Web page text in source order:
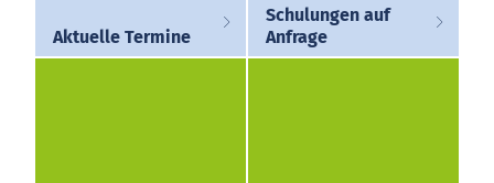
Aktuelle Termine
Schulungen auf
Anfrage